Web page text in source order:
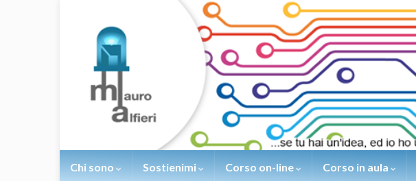
Chi sono Sostienimi Corso on-line Corso in aula